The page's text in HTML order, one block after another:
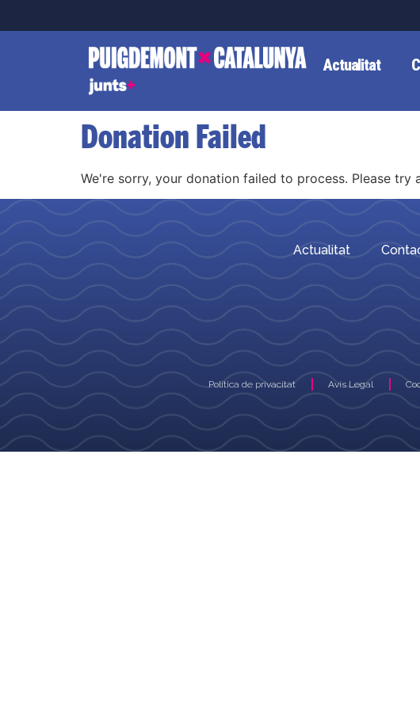
Actualitat
Donation Failed
We're sorry, your donation failed to process. Please
Actualitat
Política de privacitat Avís Legal